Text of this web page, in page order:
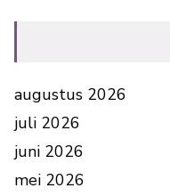
augustus 2026
juli 2026
juni 2026
mei 2026